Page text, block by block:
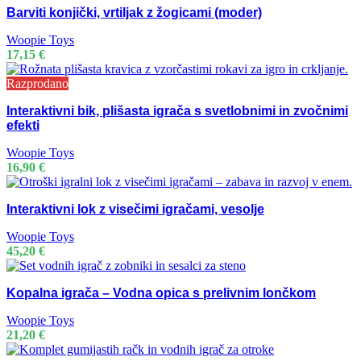
Barviti konjički, vrtiljak z žogicami (moder)
Woopie Toys
17,15 €
Razprodano
Interaktivni bik, plišasta igrača s svetlobnimi in zvočnimi
efekti
Woopie Toys
16,90 €
Interaktivni lok z visečimi igračami, vesolje
Woopie Toys
45,20 €
Kopalna igrača – Vodna opica s prelivnim lončkom
Woopie Toys
21,20 €